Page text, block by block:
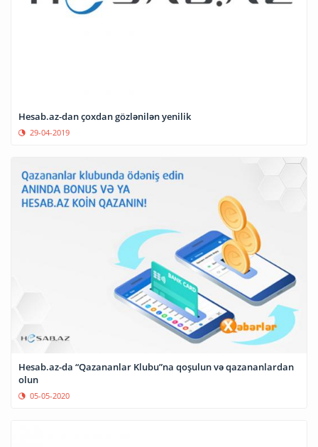
Hesab.az-dan çoxdan gözlənilən yenilik
29-04-2019
Hesab.az-da “Qazananlar Klubu”na qoşulun və qazananlardan
olun
05-05-2020